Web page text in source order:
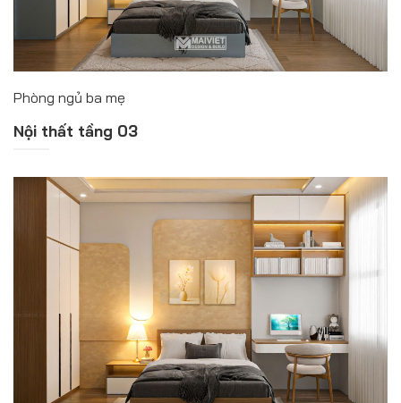
Phòng ngủ ba mẹ
Nội thất tầng 03